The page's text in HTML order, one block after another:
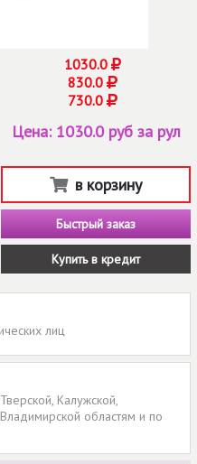
1030.0
830.0
730.0
Цена: 1030.0 руб за рул
в корзину
Быстрый заказ
Купить в кредит
лиц
Калужской,
областям и по